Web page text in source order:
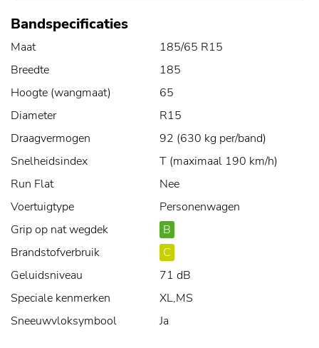
Bandspecificaties
Maat
185/65 R15
Breedte
185
Hoogte (wangmaat)
65
Diameter
R15
Draagvermogen
92 (630 kg per/band)
Snelheidsindex
T (maximaal 190 km/h)
Run Flat
Nee
Voertuigtype
Personenwagen
Grip op nat wegdek
B
Brandstofverbruik
C
Geluidsniveau
71 dB
Speciale kenmerken
XL,MS
Sneeuwvloksymbool
Ja